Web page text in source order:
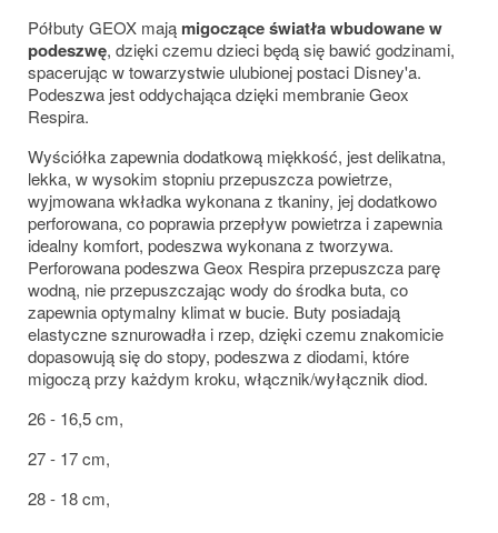
Półbuty GEOX mają migoczące światła wbudowane w
podeszwę, dzięki czemu dzieci będą się bawić godzinami,
spacerując w towarzystwie ulubionej postaci Disney'a.
Podeszwa jest oddychająca dzięki membranie Geox
Respira.
Wyściółka zapewnia dodatkową miękkość, jest delikatna,
lekka, w wysokim stopniu przepuszcza powietrze,
wyjmowana wkładka wykonana z tkaniny, jej dodatkowo
perforowana, co poprawia przepływ powietrza i zapewnia
idealny komfort, podeszwa wykonana z tworzywa.
Perforowana podeszwa Geox Respira przepuszcza parę
wodną, nie przepuszczając wody do środka buta, co
zapewnia optymalny klimat w bucie. Buty posiadają
elastyczne sznurowadła i rzep, dzięki czemu znakomicie
dopasowują się do stopy, podeszwa z diodami, które
migoczą przy każdym kroku, włącznik/wyłącznik diod.
26 - 16,5 cm,
27 - 17 cm,
28 - 18 cm,